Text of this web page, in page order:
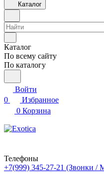
Каталог
Каталог
По всему сайту
По каталогу
Войти
0
Избранное
0 Корзина
Телефоны
+7(999) 345-27-21 (Звонки /